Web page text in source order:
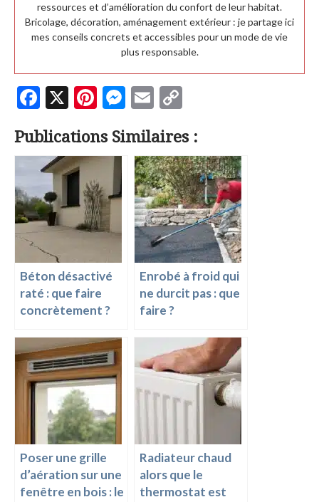
ressources et d’amélioration du confort de leur habitat.
Bricolage, décoration, aménagement extérieur : je partage ici
mes conseils concrets et accessibles pour un mode de vie
plus responsable.
F
e
b
o
o
k
X
Pi
er
es
t
M
se
n
g
er
E
ai
l
p
y
Li
n
k
Publications Similaires :
Béton désactivé
raté : que faire
concrètement ?
Enrobé à froid qui
ne durcit pas : que
faire ?
Poser une grille
d’aération sur une
fenêtre en bois : le
Radiateur chaud
alors que le
thermostat est